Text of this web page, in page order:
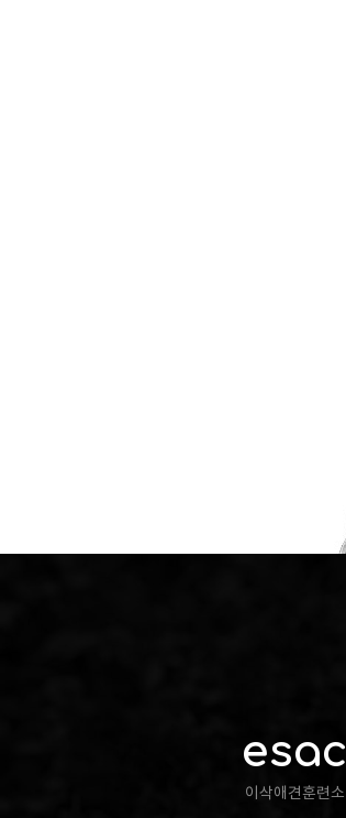
esac
이삭애견훈련소